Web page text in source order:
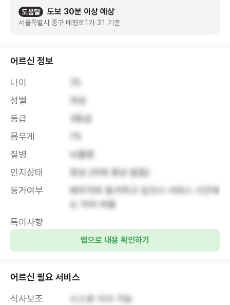
도움말 도보 30분 이상 예상
서울특별시 중구 태평로1가 31 기준
어르신 정보
나이
성별
여성
등급
3등급
몸무게
질병
뇌졸증
인지상태
정상 (치매 증상 없음)
동거여부
배우자와 동거하고 있으나 서비스 시간에
는 자리 비움
특이사항
앱으로 내용 확인하기
어르신 필요 서비스
식사보조
스스로 식사 가능